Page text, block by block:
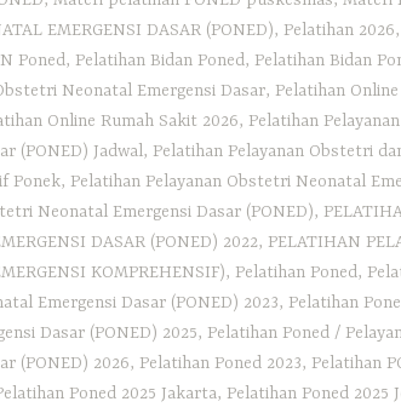
EMERGENSI DASAR (PONED), Pelatihan 2026,
Poned, Pelatihan Bidan Poned, Pelatihan Bidan
Neonatal Emergensi Dasar, Pelatihan Online
Online Rumah Sakit 2026, Pelatihan
(PONED) Jadwal, Pelatihan Pelayanan Obstetri
Ponek, Pelatihan Pelayanan Obstetri Neonatal
Neonatal Emergensi Dasar (PONED),
DASAR (PONED) 2022, PELATIHAN
KOMPREHENSIF), Pelatihan Poned,
Emergensi Dasar (PONED) 2023, Pelatihan
Dasar (PONED) 2025, Pelatihan Poned /
(PONED) 2026, Pelatihan Poned 2023, Pelatihan
Poned 2025 Jakarta, Pelatihan Poned 2025